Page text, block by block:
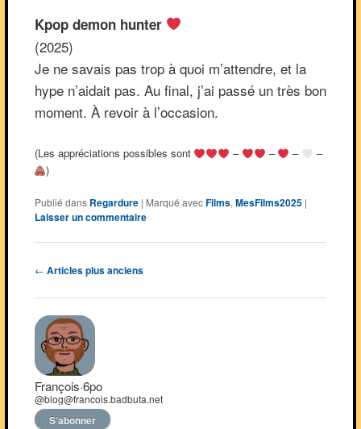
Kpop demon hunter
(2025)
Je ne savais pas trop à quoi m’attendre, et la
hype n’aidait pas. Au final, j’ai passé un très bon
moment. À revoir à l’occasion.
(Les appréciations possibles sont – – –
–
)
Publié dans Regardure | Marqué avec Films,MesFilms2025 |
Laisser un commentaire
Navigation
articles
← Articles plus anciens
François·6po
@blog@francois.badbuta.net
S’abonner